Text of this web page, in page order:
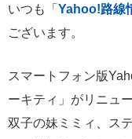
いつも「 Yahoo!路線
ございます。
スマートフォン版
ーキティ」がリニュ
双子の妹ミミィ、ス